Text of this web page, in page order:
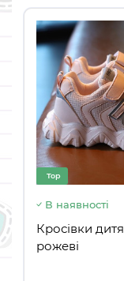
Top
В наявності
Кросівки
рожеві